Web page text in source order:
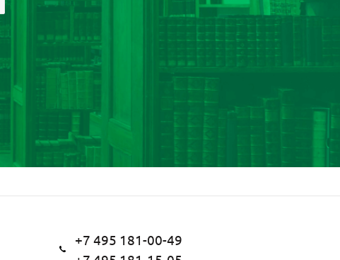
+7 495 181-00-49